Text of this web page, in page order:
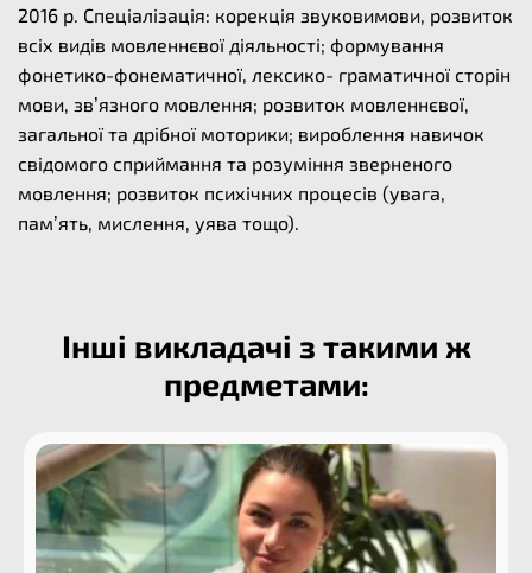
2016 р. Спеціалізація: корекція звуковимови, розвиток
всіх видів мовленнєвої діяльності; формування
фонетико-фонематичної, лексико- граматичної сторін
мови, зв’язного мовлення; розвиток мовленнєвої,
загальної та дрібної моторики; вироблення навичок
свідомого сприймання та розуміння зверненого
мовлення; розвиток психічних процесів (увага,
пам’ять, мислення, уява тощо).
Інші викладачі з такими ж
предметами: